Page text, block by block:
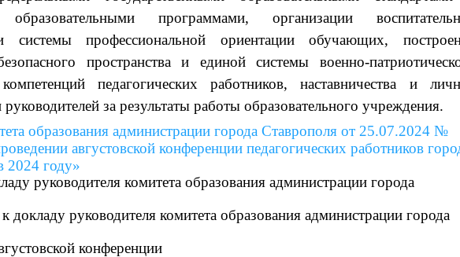
образовательными программами, организации
системы профессиональной ориентации обучающих,
пространства и единой системы военно-
педагогических работников, наставничества и
руководителей за результаты работы образовательного учреждения.
образования администрации города Ставрополя от 25.07.2024 №
августовской конференции педагогических работников
2024 году»
руководителя комитета образования администрации города
докладу руководителя комитета образования администрации города
конференции